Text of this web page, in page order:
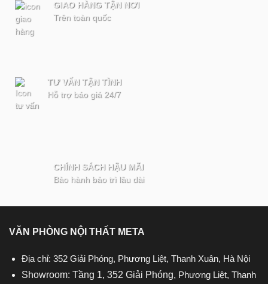
GIAO HÀNG TẬN NƠI
Trên toàn quốc
TƯ VẤN TẬN TÌNH
Hỗ trợ báo giá 24/7
CHÍNH SÁCH HẬU MÃI
Bảo hành bảo trì lâu dài
VĂN PHÒNG NỘI THẤT META
Địa chỉ: 352 Giải Phóng, Phương Liệt, Thanh Xuân, Hà Nội
Showroom: Tầng 1, 352 Giải Phóng, Phương Liệt, Thanh